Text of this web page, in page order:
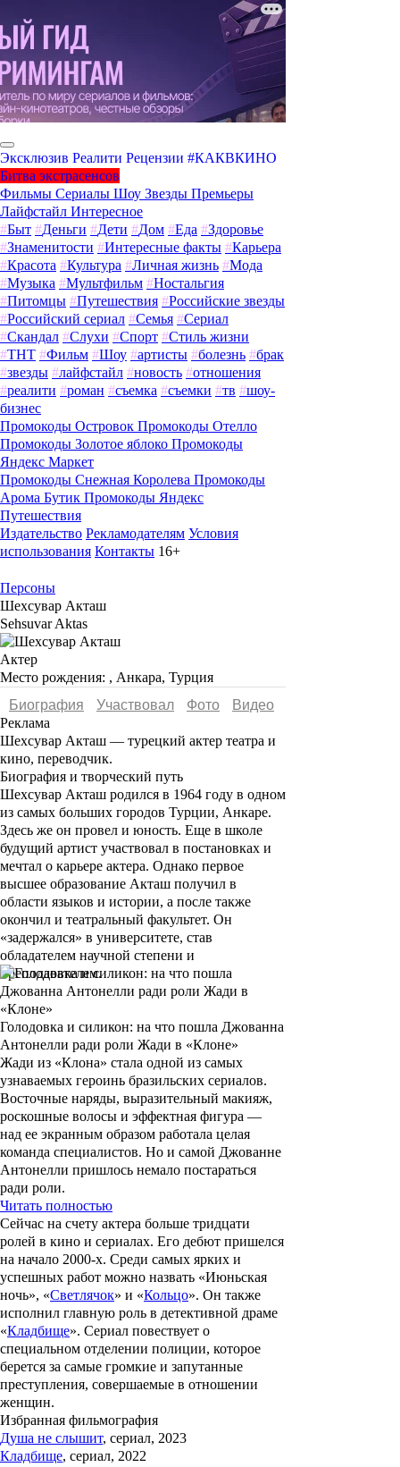
Эксклюзив Реалити Рецензии #КАКВКИНО
Битва экстрасенсов
Фильмы Сериалы Шоу Звезды Премьеры
Лайфстайл Интересное
#Быт #Деньги #Дети #Дом #Еда #Здоровье
#Знаменитости #Интересные факты #Карьера
#Красота #Культура #Личная жизнь #Мода
#Музыка #Мультфильм #Ностальгия
#Питомцы #Путешествия #Российские звезды
#Российский сериал #Семья #Сериал
#Скандал #Слухи #Спорт #Стиль жизни
#ТНТ #Фильм #Шоу #артисты #болезнь #брак
#звезды #лайфстайл #новость #отношения
#реалити #роман #съемка #съемки #тв #шоу-
бизнес
Промокоды Островок Промокоды Отелло
Промокоды Золотое яблоко Промокоды
Яндекс Маркет
Промокоды Снежная Королева Промокоды
Арома Бутик Промокоды Яндекс
Путешествия
Издательство Рекламодателям Условия
использования Контакты 16+
Персоны
Шехсувар Акташ
Sehsuvar Aktas
Актер
Место рождения: , Анкара, Турция
Биография
Участвовал Фото
Видеo
Реклама
Шехсувар Акташ — турецкий актер театра и
кино, переводчик.
Биография и творческий путь
Шехсувар Акташ родился в 1964 году в одном
из самых больших городов Турции, Анкаре.
Здесь же он провел и юность. Еще в школе
будущий артист участвовал в постановках и
мечтал о карьере актера. Однако первое
высшее образование Акташ получил в
области языков и истории, а после также
окончил и театральный факультет. Он
«задержался» в университете, став
обладателем научной степени и
преподавателем.
Голодовка и силикон: на что пошла Джованна
Антонелли ради роли Жади в «Клоне»
Жади из «Клона» стала одной из самых
узнаваемых героинь бразильских сериалов.
Восточные наряды, выразительный макияж,
роскошные волосы и эффектная фигура —
над ее экранным образом работала целая
команда специалистов. Но и самой Джованне
Антонелли пришлось немало постараться
ради роли.
Читать полностью
Сейчас на счету актера больше тридцати
ролей в кино и сериалах. Его дебют пришелся
на начало 2000-х. Среди самых ярких и
успешных работ можно назвать «Июньская
ночь», «Светлячок» и «Кольцо». Он также
исполнил главную роль в детективной драме
«Кладбище». Сериал повествует о
специальном отделении полиции, которое
берется за самые громкие и запутанные
преступления, совершаемые в отношении
женщин.
Избранная фильмография
Душа не слышит, сериал, 2023
Кладбище, сериал, 2022